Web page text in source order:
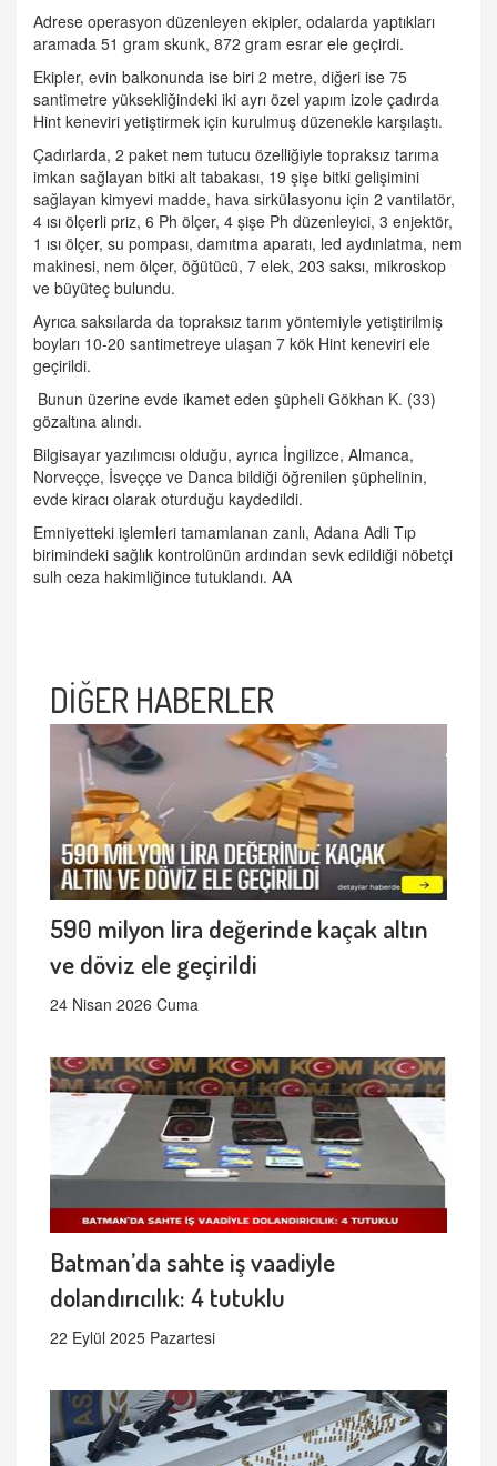
Adrese operasyon düzenleyen ekipler, odalarda yaptıkları
aramada 51 gram skunk, 872 gram esrar ele geçirdi.
Ekipler, evin balkonunda ise biri 2 metre, diğeri ise 75
santimetre yüksekliğindeki iki ayrı özel yapım izole çadırda
Hint keneviri yetiştirmek için kurulmuş düzenekle karşılaştı.
Çadırlarda, 2 paket nem tutucu özelliğiyle topraksız tarıma
imkan sağlayan bitki alt tabakası, 19 şişe bitki gelişimini
sağlayan kimyevi madde, hava sirkülasyonu için 2 vantilatör,
4 ısı ölçerli priz, 6 Ph ölçer, 4 şişe Ph düzenleyici, 3 enjektör,
1 ısı ölçer, su pompası, damıtma aparatı, led aydınlatma, nem
makinesi, nem ölçer, öğütücü, 7 elek, 203 saksı, mikroskop
ve büyüteç bulundu.
Ayrıca saksılarda da topraksız tarım yöntemiyle yetiştirilmiş
boyları 10-20 santimetreye ulaşan 7 kök Hint keneviri ele
geçirildi.
Bunun üzerine evde ikamet eden şüpheli Gökhan K. (33)
gözaltına alındı.
Bilgisayar yazılımcısı olduğu, ayrıca İngilizce, Almanca,
Norveççe, İsveççe ve Danca bildiği öğrenilen şüphelinin,
evde kiracı olarak oturduğu kaydedildi.
Emniyetteki işlemleri tamamlanan zanlı, Adana Adli Tıp
birimindeki sağlık kontrolünün ardından sevk edildiği nöbetçi
sulh ceza hakimliğince tutuklandı. AA
DİĞER HABERLER
590 milyon lira değerinde kaçak altın
ve döviz ele geçirildi
24 Nisan 2026 Cuma
Batman’da sahte iş vaadiyle
dolandırıcılık: 4 tutuklu
22 Eylül 2025 Pazartesi